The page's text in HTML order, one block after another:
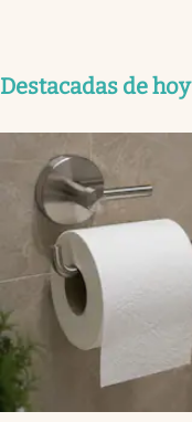
Destacadas de hoy